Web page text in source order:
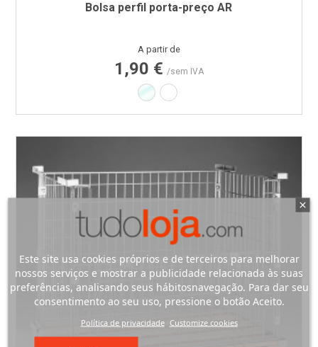
Bolsa perfil porta-preço AR
Preço
A partir de
1,90 € /sem IVA
Transparente
Branco
Este site usa cookies próprios e de terceiros para melhorar
nossos serviços e mostrar a publicidade relacionada às suas
preferências, analisando seus hábitosnavegação. Para dar seu
consentimento ao seu uso, pressione o botão Aceito.
Política de privacidade Customize cookies